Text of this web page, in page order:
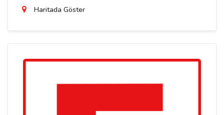
Haritada Göster